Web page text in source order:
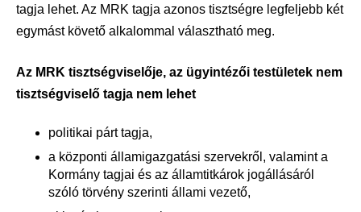
tagja lehet. Az MRK tagja azonos tisztségre legfeljebb két
egymást követő alkalommal választható meg.
Az MRK tisztségviselője, az ügyintézői testületek nem
tisztségviselő tagja nem lehet
politikai párt tagja,
a központi államigazgatási szervekről, valamint a
Kormány tagjai és az államtitkárok jogállásáról
szóló törvény szerinti állami vezető,